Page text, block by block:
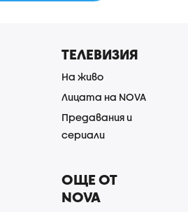
ТЕЛЕВИЗИЯ
На живо
Лицата на NOVA
Предавания и
сериали
ОЩЕ ОТ
NOVA